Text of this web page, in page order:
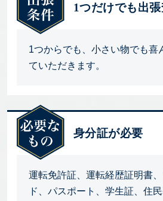
1つだけでも出張
1つからでも、小さい物でも喜
ていただきます。
身分証が必要
運転免許証、運転経歴証明書
ド、パスポート、学生証、住